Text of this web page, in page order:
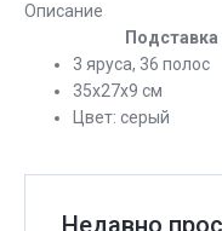
Описание
3 яруса, 36 полос
35x27x9 см
Цвет: серый
Недавно